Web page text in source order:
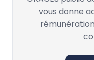
vous donne